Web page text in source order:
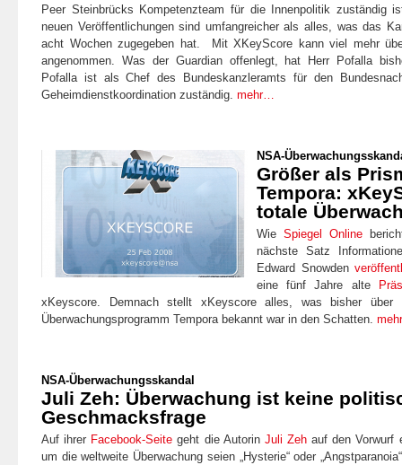
Peer Steinbrücks Kompetenzteam für die Innenpolitik zuständig
neuen Veröffentlichungen sind umfangreicher als alles, was das
acht Wochen zugegeben hat. Mit XKeyScore kann viel mehr
angenommen. Was der Guardian offenlegt, hat Herr Pofalla
Pofalla ist als Chef des Bundeskanzleramts für den
Geheimdienstkoordination zuständig. mehr…
NSA-
Größer als
Tempora:
totale
WieSpiegel Online
nächste Satz
Edward Snowden
eine fünf Jahre alte
xKeyscore. Demnach stellt xKeyscore alles, was bisher
Überwachungsprogramm Tempora bekannt war in den Schatten.
NSA-Überwachungsskandal
Juli Zeh: Überwachung ist keine
Geschmacksfrage
Auf ihrer Facebook-Seite geht die Autorin Juli Zeh auf den Vorwurf
um die weltweite Überwachung seien „Hysterie“ oder